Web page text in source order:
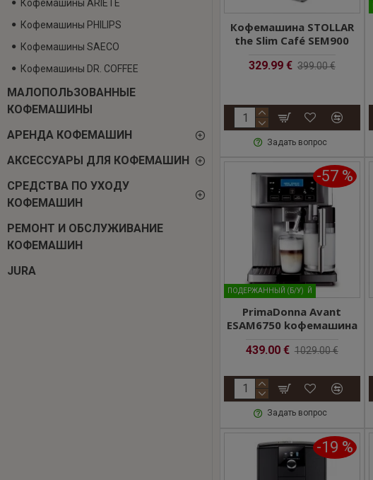
Кофемашины ARIETE
Кофемашины PHILIPS
Кофемашины SAECO
Кофемашины DR. COFFEE
MАЛОПОЛЬЗОВАННЫЕ
КОФЕМАШИНЫ
АРЕНДА КОФЕМАШИН
АКСЕССУАРЫ ДЛЯ КОФЕМАШИН
СРЕДСТВА ПО УХОДУ
КОФЕМАШИН
РЕМОНТ И ОБСЛУЖИВАНИЕ
КОФЕМАШИН
JURA
Кофемашина STOLLAR
the Slim Café SEM900
329.99 € 399.00 €
Задать вопрос
MАЛОПОЛЬЗОВАННЫЙ
ПОДЕРЖАННЫЙ (Б/У)
-57 %
PrimaDonna Avant
ESAM6750 kофемашина
439.00 € 1029.00 €
Задать вопрос
-19 %